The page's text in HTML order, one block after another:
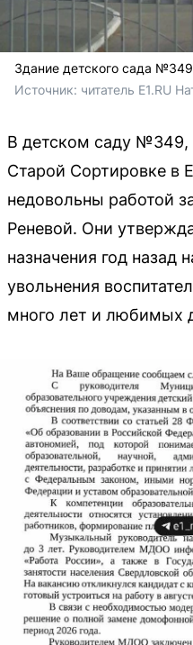
Здание детского сада
Источник: читатель E1.RU
В детском саду №349,
Старой Сортировке в
недовольны работой
Реневой. Они
назначения год назад
увольнения
много лет и любимых